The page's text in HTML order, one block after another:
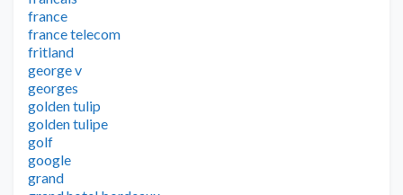
france
france telecom
fritland
george v
georges
golden tulip
golden tulipe
golf
google
grand